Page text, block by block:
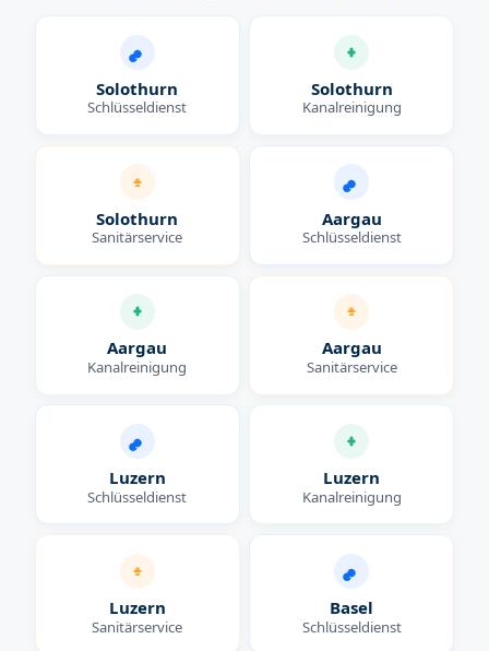
Solothurn
Schlüsseldienst
Solothurn
Kanalreinigung
Solothurn
Sanitärservice
Aargau
Schlüsseldienst
Aargau
Kanalreinigung
Aargau
Sanitärservice
Luzern
Schlüsseldienst
Luzern
Kanalreinigung
Luzern
Sanitärservice
Basel
Schlüsseldienst